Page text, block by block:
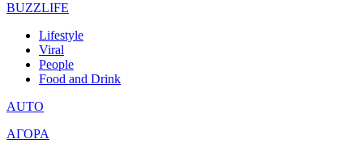
BUZZLIFE
Lifestyle
Viral
People
Food and Drink
AUTO
ΑΓΟΡΑ